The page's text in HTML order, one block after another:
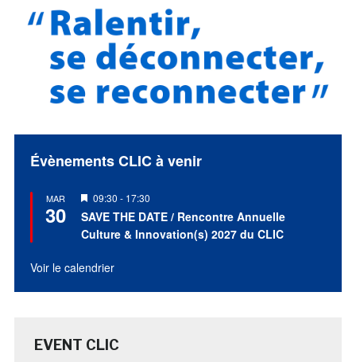
Évènements CLIC à venir
MAR
30
Mis
en
avant
09:30 - 17:30
SAVE THE DATE / Rencontre Annuelle
Culture & Innovation(s) 2027 du CLIC
Voir le calendrier
EVENT CLIC